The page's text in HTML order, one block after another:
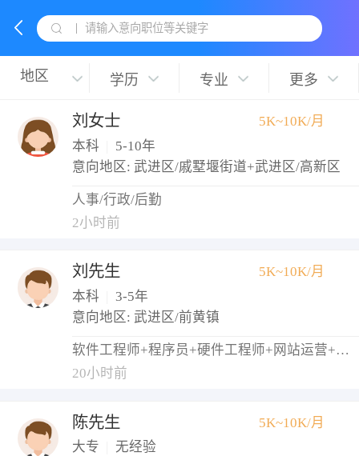
请输入意向职位等关键字
学历 专业 更多
刘女士
5K~10K/月
本科
5-10年
意向地区: 武进区/戚墅堰街道+武进区/高新区
人事/行政/后勤
2小时前
刘先生
5K~10K/月
本科
3-5年
意向地区: 武进区/前黄镇
软件工程师+程序员+硬件工程师+网站运营+网络管理员
20小时前
陈先生
5K~10K/月
大专
无经验